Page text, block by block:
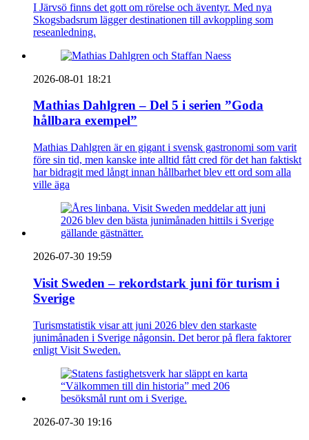
I Järvsö finns det gott om rörelse och äventyr. Med nya
Skogsbadsrum lägger destinationen till avkoppling som
reseanledning.
2026-08-01 18:21
Mathias Dahlgren – Del 5 i serien ”Goda
hållbara exempel”
Mathias Dahlgren är en gigant i svensk gastronomi som varit
före sin tid, men kanske inte alltid fått cred för det han faktiskt
har bidragit med långt innan hållbarhet blev ett ord som alla
ville äga
2026-07-30 19:59
Visit Sweden – rekordstark juni för turism i
Sverige
Turismstatistik visar att juni 2026 blev den starkaste
junimånaden i Sverige någonsin. Det beror på flera faktorer
enligt Visit Sweden.
2026-07-30 19:16